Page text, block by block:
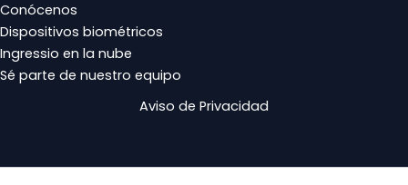
Conócenos
Dispositivos biométricos
Ingressio en la nube
Sé parte de nuestro equipo
Aviso de Privacidad